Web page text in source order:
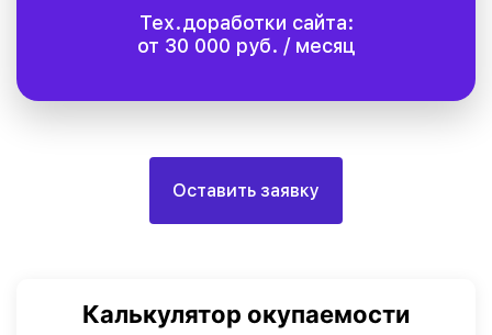
Тех.доработки сайта:
от 30 000 руб. / месяц
Оставить заявку
Калькулятор окупаемости